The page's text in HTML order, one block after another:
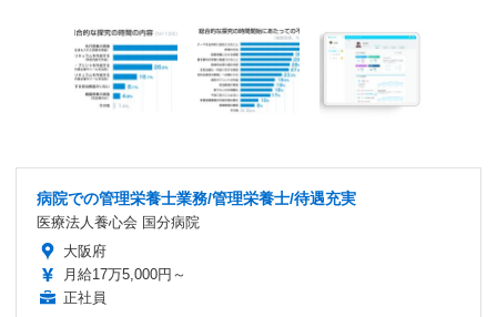
病院での管理栄養士業務/管理栄養士/待遇充実
医療法人養心会 国分病院
大阪府
月給17万5,000円～
正社員